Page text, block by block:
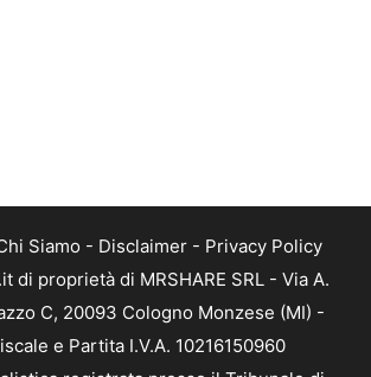
Siamo - Disclaimer - Privacy Policy
di proprietà di MRSHARE SRL - Via A.
C, 20093 Cologno Monzese (MI) -
e Partita I.V.A. 10216150960